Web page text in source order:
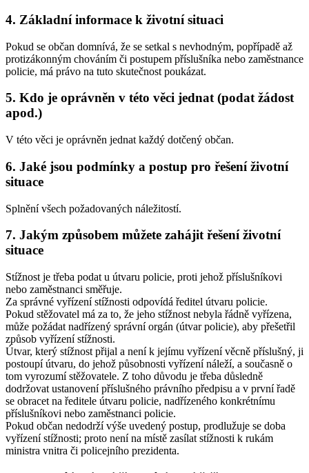
4. Základní informace k životní situaci
Pokud se občan domnívá, že se setkal s nevhodným, popřípadě až
protizákonným chováním či postupem příslušníka nebo zaměstnance
policie, má právo na tuto skutečnost poukázat.
5. Kdo je oprávněn v této věci jednat (podat žádost
apod.)
V této věci je oprávněn jednat každý dotčený občan.
6. Jaké jsou podmínky a postup pro řešení životní
situace
Splnění všech požadovaných náležitostí.
7. Jakým způsobem můžete zahájit řešení životní
situace
Stížnost je třeba podat u útvaru policie, proti jehož příslušníkovi
nebo zaměstnanci směřuje.
Za správné vyřízení stížnosti odpovídá ředitel útvaru policie.
Pokud stěžovatel má za to, že jeho stížnost nebyla řádně vyřízena,
může požádat nadřízený správní orgán (útvar policie), aby přešetřil
způsob vyřízení stížnosti.
Útvar, který stížnost přijal a není k jejímu vyřízení věcně příslušný, ji
postoupí útvaru, do jehož působnosti vyřízení náleží, a současně o
tom vyrozumí stěžovatele. Z toho důvodu je třeba důsledně
dodržovat ustanovení příslušného právního předpisu a v první řadě
se obracet na ředitele útvaru policie, nadřízeného konkrétnímu
příslušníkovi nebo zaměstnanci policie.
Pokud občan nedodrží výše uvedený postup, prodlužuje se doba
vyřízení stížnosti; proto není na místě zasílat stížnosti k rukám
ministra vnitra či policejního prezidenta.